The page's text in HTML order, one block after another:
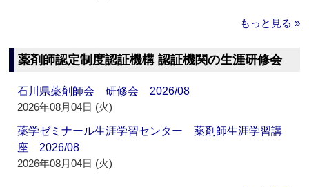
もっと見る »
薬剤師認定制度認証機構 認証機関の生涯研修会
石川県薬剤師会 研修会 2026/08
2026年08月04日 (火)
薬学ゼミナール生涯学習センター 薬剤師生涯学習講
座 2026/08
2026年08月04日 (火)